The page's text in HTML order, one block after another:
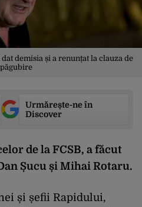
demisia și a renunțat la clauza de
Urmărește-ne în
Discover
de la FCSB, a făcut
Șucu și Mihai Rotaru.
și șefii Rapidului,